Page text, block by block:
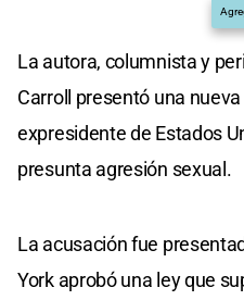
La autora, columnista y
Carroll presentó una
expresidente de Estados
presunta agresión sexual.
La acusación fue
York aprobó una ley que